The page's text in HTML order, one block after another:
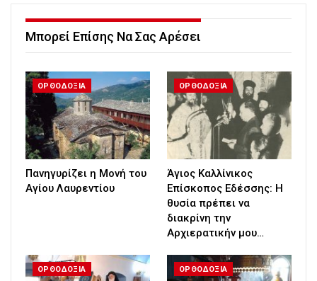
Μπορεί Επίσης Να Σας Αρέσει
ΟΡΘΟΔΟΞΙΑ
Πανηγυρίζει η Μονή του
Αγίου Λαυρεντίου
ΟΡΘΟΔΟΞΙΑ
Άγιος Καλλίνικος
Επίσκοπος Εδέσσης: Η
θυσία πρέπει να
διακρίνη την
Αρχιερατικήν μου…
ΟΡΘΟΔΟΞΙΑ ΟΡΘΟΔΟΞΙΑ